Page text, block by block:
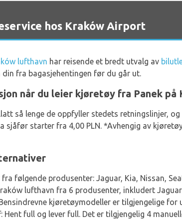
hos Kraków Airport
lufthavn har reisende et bredt utvalg av
din fra bagasjehentingen før du går ut.
når du leier kjøretøy fra Panek på
så lenge de oppfyller stedets retningslinjer,
sjåfør starter fra 4,00 PLN. *Avhengig av
følgende produsenter: Jaguar, Kia, Nissan,
lufthavn fra 6 produsenter, inkludert
kjøretøymodeller er tilgjengelige
Hent full og lever full. Det er tilgjengelig 4